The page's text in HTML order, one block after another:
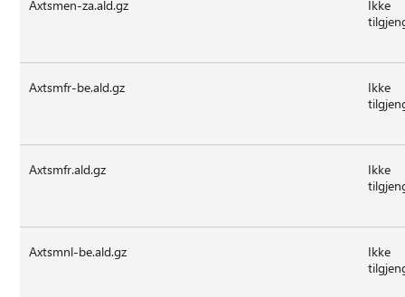
Axtsmen-za.ald.gz
Ikke
Axtsmfr-be.ald.gz
Ikke
Axtsmfr.ald.gz
Ikke
Axtsmnl-be.ald.gz
Ikke